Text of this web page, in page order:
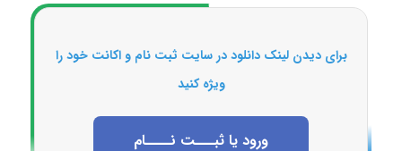
برای دیدن لینک دانلود در سایت ثبت نام و اکانت خود را
ویژه کنید
ورود یا ثبـــت نــــام